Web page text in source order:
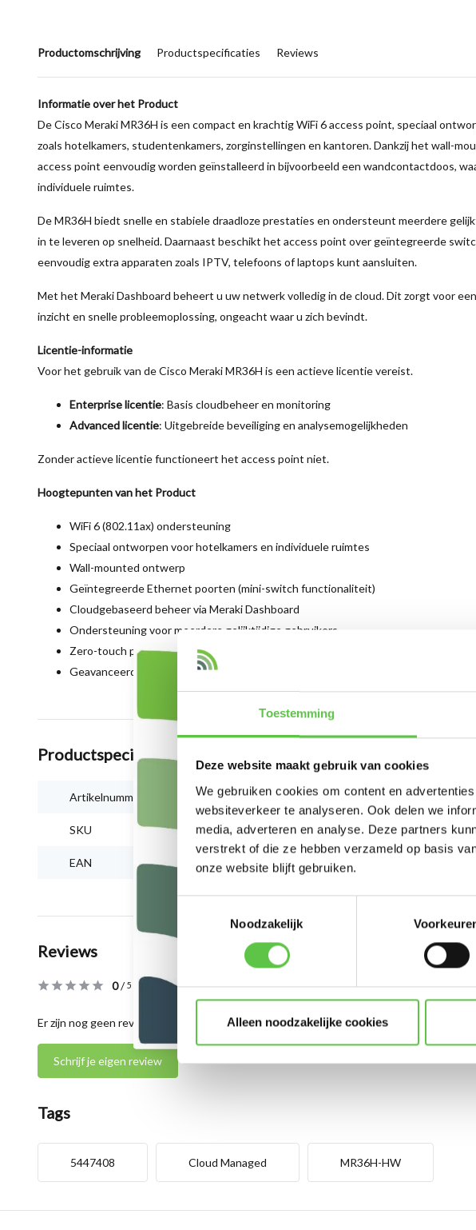
Toestemming
Deze website maakt gebruik van cookies
We gebruiken cookies om content en
websiteverkeer te analyseren. Ook delen we
media, adverteren en analyse. Deze partners
verstrekt of die ze hebben verzameld op basis
onze website blijft gebruiken.
Noodzakelijk
Alleen noodzakelijke cookies
Productomschrijving Productspecificaties Reviews
Informatie over het Product
De Cisco Meraki MR36H is een compact en krachtig WiFi 6 access point, speciaal
zoals hotelkamers, studentenkamers, zorginstellingen en kantoren. Dankzij het wall-
access point eenvoudig worden geïnstalleerd in bijvoorbeeld een wandcontactdoos,
individuele ruimtes.
De MR36H biedt snelle en stabiele draadloze prestaties en ondersteunt meerdere
in te leveren op snelheid. Daarnaast beschikt het access point over geïntegreerde
eenvoudig extra apparaten zoals IPTV, telefoons of laptops kunt aansluiten.
Met het Meraki Dashboard beheert u uw netwerk volledig in de cloud. Dit zorgt voor
inzicht en snelle probleemoplossing, ongeacht waar u zich bevindt.
Licentie-informatie
Voor het gebruik van de Cisco Meraki MR36H is een actieve licentie vereist.
Enterprise licentie: Basis cloudbeheer en monitoring
Advanced licentie: Uitgebreide beveiliging en analysemogelijkheden
Zonder actieve licentie functioneert het access point niet.
Hoogtepunten van het Product
WiFi 6 (802.11ax) ondersteuning
Speciaal ontworpen voor hotelkamers en individuele ruimtes
Wall-mounted ontwerp
Geïntegreerde Ethernet poorten (mini-switch functionaliteit)
Cloudgebaseerd beheer via Meraki Dashboard
Ondersteuning voor meerdere gelijktijdige gebruikers
Zero-touch provisioning
Geavanceerde beveiligings- en netwerkfuncties
Productspecificaties
Artikelnummer MR36H-HW
SKU 5447408
EAN 810979018636
Reviews
0/5 Based on 0 reviews
Er zijn nog geen reviews geschreven over dit product..
Schrijf je eigen review
Tags
5447408 Cloud Managed MR36H-HW